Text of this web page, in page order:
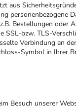
aus
personenbezogene
Bestellungen oder
SSL-bzw. TLS-
Verbindung an
Symbol in Ihrer
Besuch unserer